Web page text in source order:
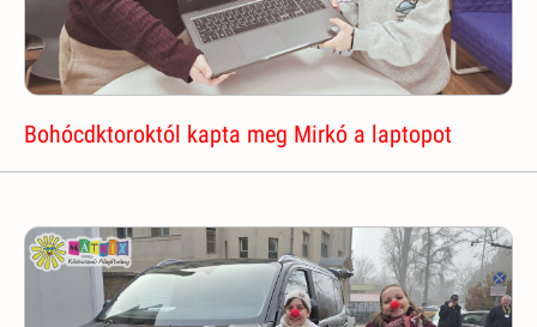
Bohócdktoroktól kapta meg Mirkó a laptopot